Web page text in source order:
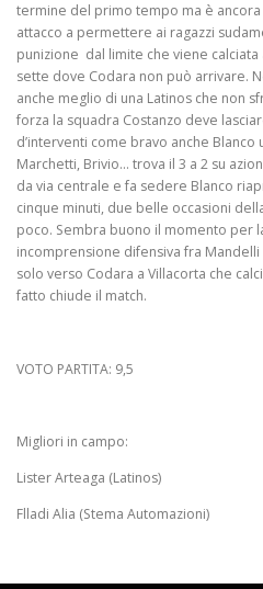
termine del primo tempo ma è
attacco a permettere ai ragazzi
punizione dal limite che viene calciata
sette dove Codara non può arrivare.
anche meglio di una Latinos che non
forza la squadra Costanzo deve
d’interventi come bravo anche
Marchetti, Brivio… trova il 3 a 2 su
da via centrale e fa sedere Blanco
cinque minuti, due belle occasioni
poco. Sembra buono il momento per
incomprensione difensiva fra
solo verso Codara a Villacorta che
fatto chiude il match.
VOTO PARTITA: 9,5
Migliori in campo:
Lister Arteaga (Latinos)
Flladi Alia (Stema Automazioni)